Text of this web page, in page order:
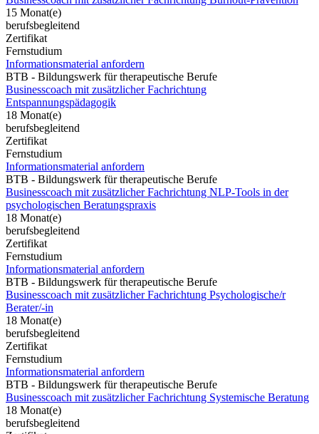
15 Monat(e)
berufsbegleitend
Zertifikat
Fernstudium
Informationsmaterial anfordern
BTB - Bildungswerk für therapeutische Berufe
Businesscoach mit zusätzlicher Fachrichtung
Entspannungspädagogik
18 Monat(e)
berufsbegleitend
Zertifikat
Fernstudium
Informationsmaterial anfordern
BTB - Bildungswerk für therapeutische Berufe
Businesscoach mit zusätzlicher Fachrichtung NLP-Tools in der
psychologischen Beratungspraxis
18 Monat(e)
berufsbegleitend
Zertifikat
Fernstudium
Informationsmaterial anfordern
BTB - Bildungswerk für therapeutische Berufe
Businesscoach mit zusätzlicher Fachrichtung Psychologische/r
Berater/-in
18 Monat(e)
berufsbegleitend
Zertifikat
Fernstudium
Informationsmaterial anfordern
BTB - Bildungswerk für therapeutische Berufe
Businesscoach mit zusätzlicher Fachrichtung Systemische Beratung
18 Monat(e)
berufsbegleitend